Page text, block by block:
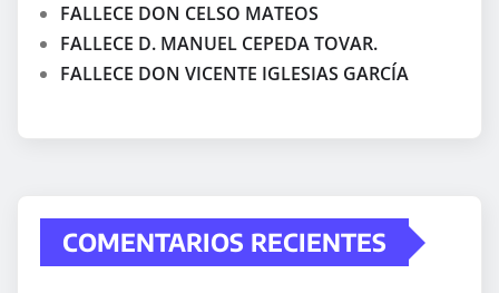
FALLECE DON CELSO MATEOS
FALLECE D. MANUEL CEPEDA TOVAR.
FALLECE DON VICENTE IGLESIAS GARCÍA
COMENTARIOS RECIENTES